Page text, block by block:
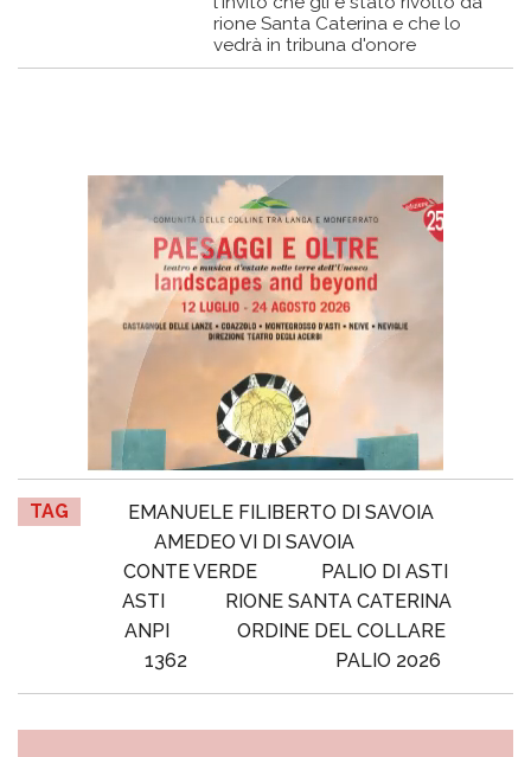
rione Santa Caterina e che lo
vedrà in tribuna d'onore
TAG
EMANUELE FILIBERTO DI SAVOIA
AMEDEO VI DI SAVOIA
CONTE VERDE
PALIO DI ASTI
ASTI
RIONE SANTA CATERINA
ANPI
ORDINE DEL COLLARE
1362
PALIO 2026